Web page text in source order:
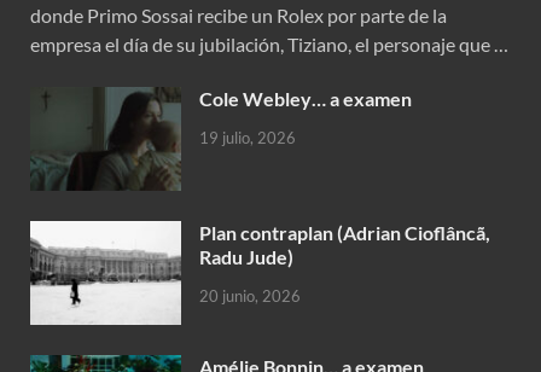
donde Primo Sossai recibe un Rolex por parte de la
empresa el día de su jubilación, Tiziano, el personaje que …
Cole Webley… a examen
19 julio, 2026
Plan contraplan (Adrian Cioflâncã,
Radu Jude)
20 junio, 2026
Amélie Bonnin… a examen